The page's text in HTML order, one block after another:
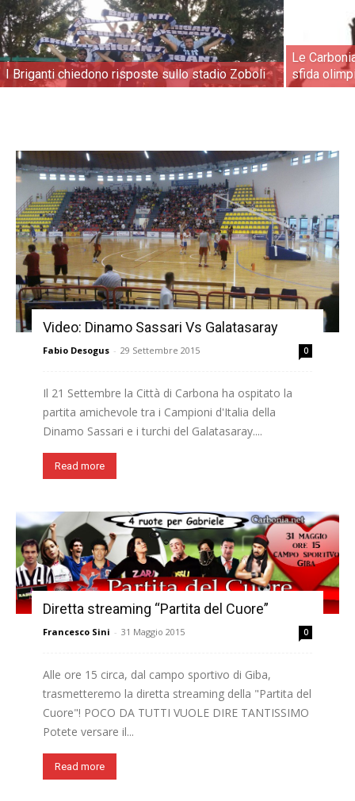
I Briganti chiedono risposte sullo stadio Zoboli
Le
sfida
Video: Dinamo Sassari Vs Galatasaray
Fabio Desogus - 29 Settembre 2015 0
Il 21 Settembre la Città di Carbona ha ospitato la
partita amichevole tra i Campioni d'Italia della
Dinamo Sassari e i turchi del Galatasaray....
Read more
Diretta streaming “Partita del Cuore”
Francesco Sini - 31 Maggio 2015 0
Alle ore 15 circa, dal campo sportivo di Giba,
trasmetteremo la diretta streaming della "Partita del
Cuore"! POCO DA TUTTI VUOLE DIRE TANTISSIMO
Potete versare il...
Read more